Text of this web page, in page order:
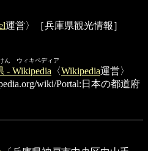
運営〉［兵庫県観光情報］
ん ウィキペディア
- Wikipedia 〈Wikipedia運営〉
wiki/Portal:日本の都道府